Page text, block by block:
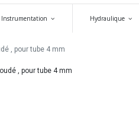
Instrumentation Hydraulique
, pour tube 4 mm